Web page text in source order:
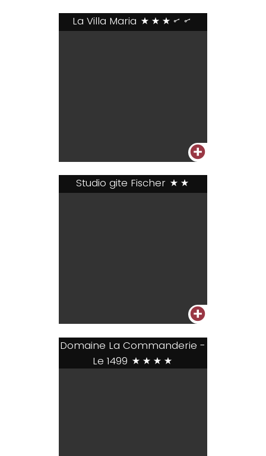
La Villa Maria ***..
+
Studio gite Fischer **
+
Domaine La Commanderie -
Le 1499 ****